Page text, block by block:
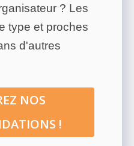
? Les
type et proches
d'autres
NOS
!